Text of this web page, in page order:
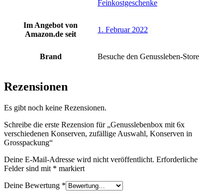
Feinkostgeschenke
Im Angebot von
Amazon.de seit
1. Februar 2022
Brand Besuche den Genussleben-Store
Rezensionen
Es gibt noch keine Rezensionen.
Schreibe die erste Rezension für „Genusslebenbox mit 6x
verschiedenen Konserven, zufällige Auswahl, Konserven in
Grosspackung“
Deine E-Mail-Adresse wird nicht veröffentlicht. Erforderliche
Felder sind mit * markiert
Deine Bewertung *